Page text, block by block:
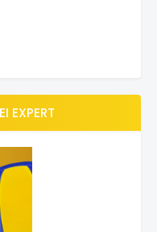
EXPERT